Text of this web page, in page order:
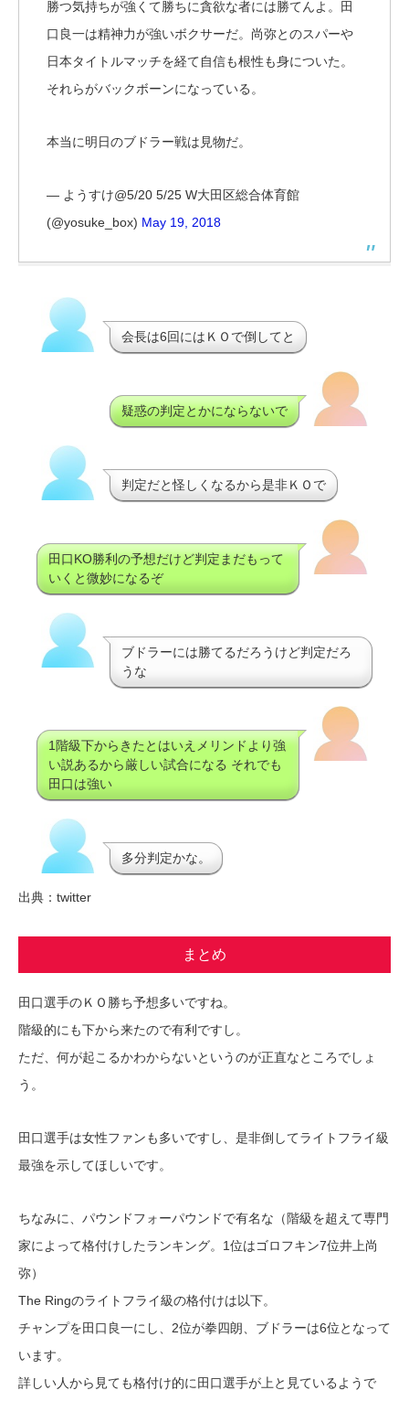
勝つ気持ちが強くて勝ちに貪欲な者には勝てんよ。田
口良一は精神力が強いボクサーだ。尚弥とのスパーや
日本タイトルマッチを経て自信も根性も身についた。
それらがバックボーンになっている。
本当に明日のブドラー戦は見物だ。
— ようすけ@5/20 5/25 W大田区総合体育館
(@yosuke_box) May 19, 2018
会長は6回にはＫＯで倒してと
疑惑の判定とかにならないで
判定だと怪しくなるから是非ＫＯで
田口KO勝利の予想だけど判定まだもって
いくと微妙になるぞ
ブドラーには勝てるだろうけど判定だろ
うな
1階級下からきたとはいえメリンドより強
い説あるから厳しい試合になる それでも
田口は強い
多分判定かな。
出典：twitter
まとめ
田口選手のＫＯ勝ち予想多いですね。
階級的にも下から来たので有利ですし。
ただ、何が起こるかわからないというのが正直なところでしょ
う。
田口選手は女性ファンも多いですし、是非倒してライトフライ級
最強を示してほしいです。
ちなみに、パウンドフォーパウンドで有名な（階級を超えて専門
家によって格付けしたランキング。1位はゴロフキン7位井上尚
弥）
The Ringのライトフライ級の格付けは以下。
チャンプを田口良一にし、2位が拳四朗、ブドラーは6位となって
います。
詳しい人から見ても格付け的に田口選手が上と見ているようで